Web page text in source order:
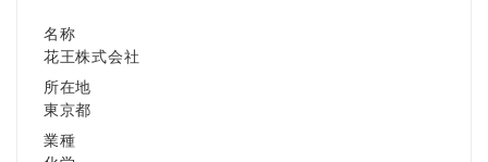
名称
花王株式会社
所在地
東京都
業種